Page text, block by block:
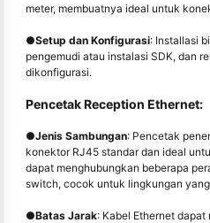
meter, membuatnya ideal untuk
●Setup dan Konfigurasi: Installasi
pengemudi atau instalasi SDK, dan
dikonfigurasi.
Pencetak Reception Ethernet:
●Jenis Sambungan: Pencetak
konektor RJ45 standar dan ideal
dapat menghubungkan beberapa
switch, cocok untuk lingkungan
●Batas Jarak: Kabel Ethernet